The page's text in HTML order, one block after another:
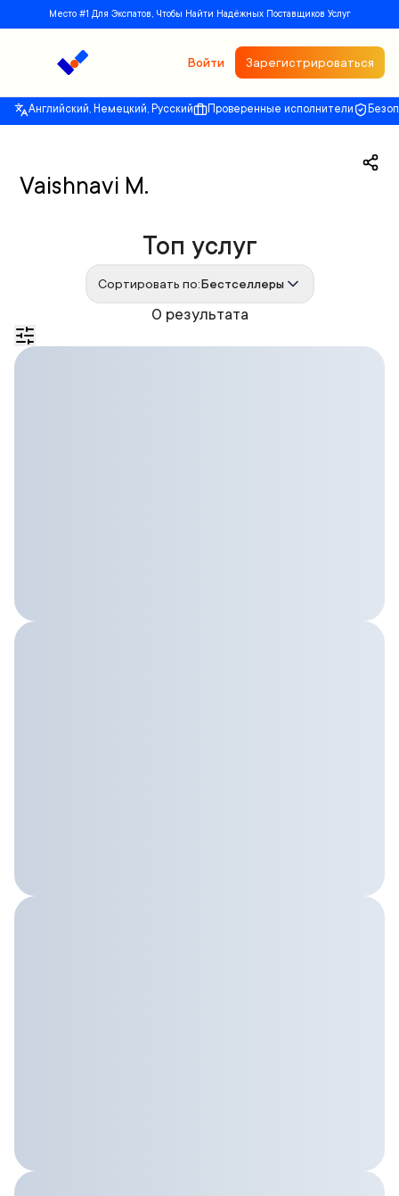
Место #1 Для Экспатов, Чтобы Найти Надёжных Поставщиков Услуг
Войти Зарегистрироваться
Английский, Немецкий, Русский Проверенные исполнители
Vaishnavi M.
0 результата
Топ услуг
Сортировать по:Бестселлеры